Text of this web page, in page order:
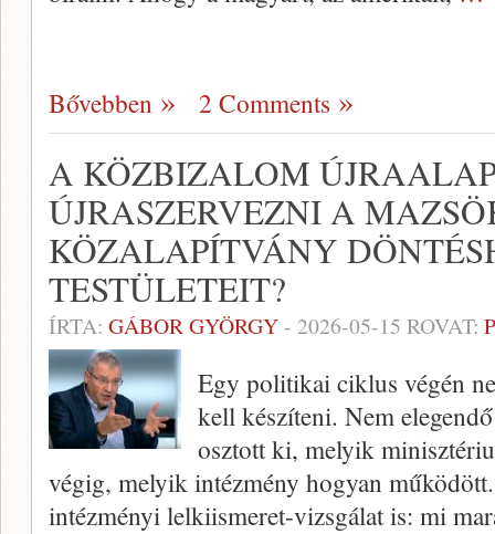
Bővebben 2 Comments
A KÖZBIZALOM
ÚJRASZERVEZNI A
KÖZALAPÍTVÁNY
TESTÜLETEIT?
ÍRTA: GÁBOR GYÖRGY- 2026-05-15 ROVAT:
Egy politikai ciklus végén
kell készíteni. Nem
osztott ki, melyik
végig, melyik intézmény hogyan
intézményi lelkiismeret-vizsgálat is: mi